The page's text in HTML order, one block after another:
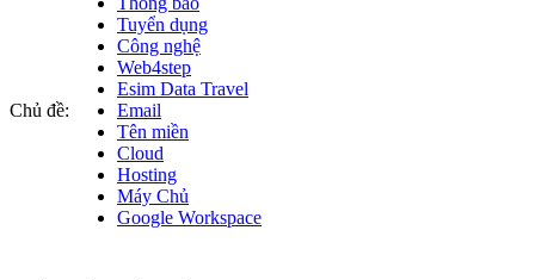
Chủ đề:
Tuyển dụng
Công nghệ
Web4step
Esim Data Travel
Email
Tên miền
Cloud
Hosting
Máy Chủ
Google Workspace